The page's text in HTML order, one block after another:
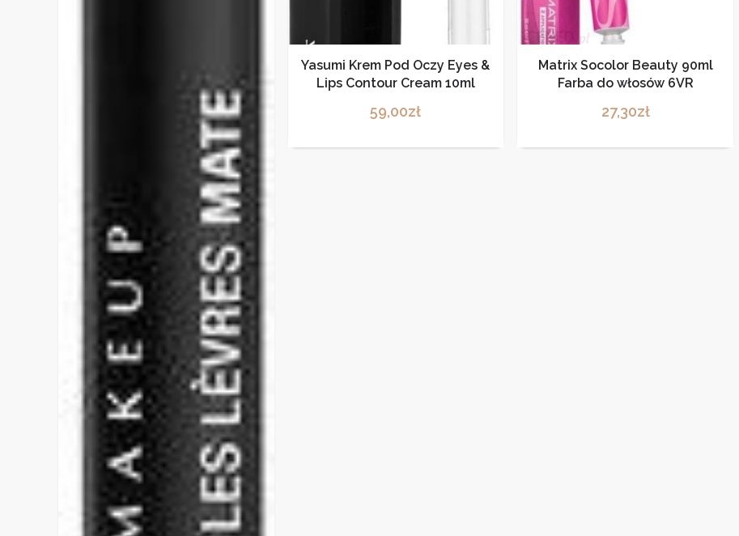
Yasumi Krem Pod Oczy Eyes &
Lips Contour Cream 10ml
59,00zł
Matrix Socolor Beauty 90ml
Farba do włosów 6VR
27,30zł